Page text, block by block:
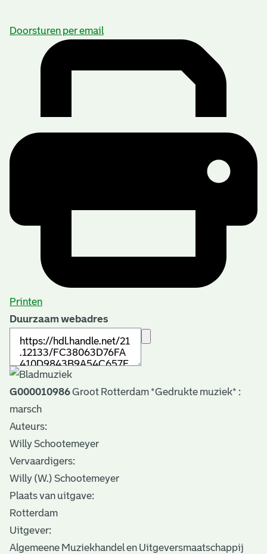
Doorsturen per email
Printen
Duurzaam webadres
G000010986Groot Rotterdam *Gedrukte muziek* :
marsch
Auteurs:
Willy Schootemeyer
Vervaardigers:
Willy (W.) Schootemeyer
Plaats van uitgave:
Rotterdam
Uitgever:
Algemeene Muziekhandel en Uitgeversmaatschappij